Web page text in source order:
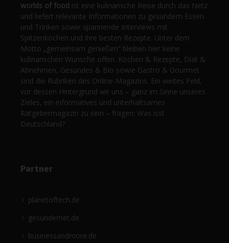
worlds of food ist eine kulinarische Reise durch das Netz
und liefert relevante Informationen zu gesundem Essen
und Trinken sowie spannende Interviews mit
Spitzenköchen und ihre besten Rezepte. Unter dem
Motto „gemeinsam genießen“ bleiben hier keine
kulinarischen Wünsche offen. Kochen & Rezepte, Diät &
Abnehmen, Gesundes & Bio sowie Gastro & Gourmet
sind die Rubriken des Online-Magazins. Ein weites Feld,
vor dessen Hintergrund wir uns – ganz im Sinne unseres
Zieles, ein informatives und unterhaltsames
Ratgebermagazin zu sein – fragen: Was isst
Deutschland?
Partner
planetoftech.de
gesündernet.de
businessandmore.de